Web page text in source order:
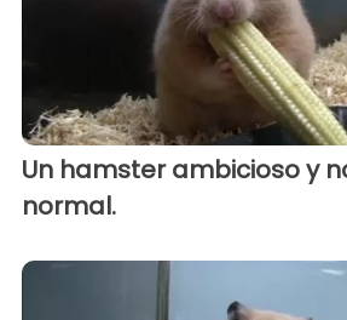
Un hamster ambicioso y
normal.